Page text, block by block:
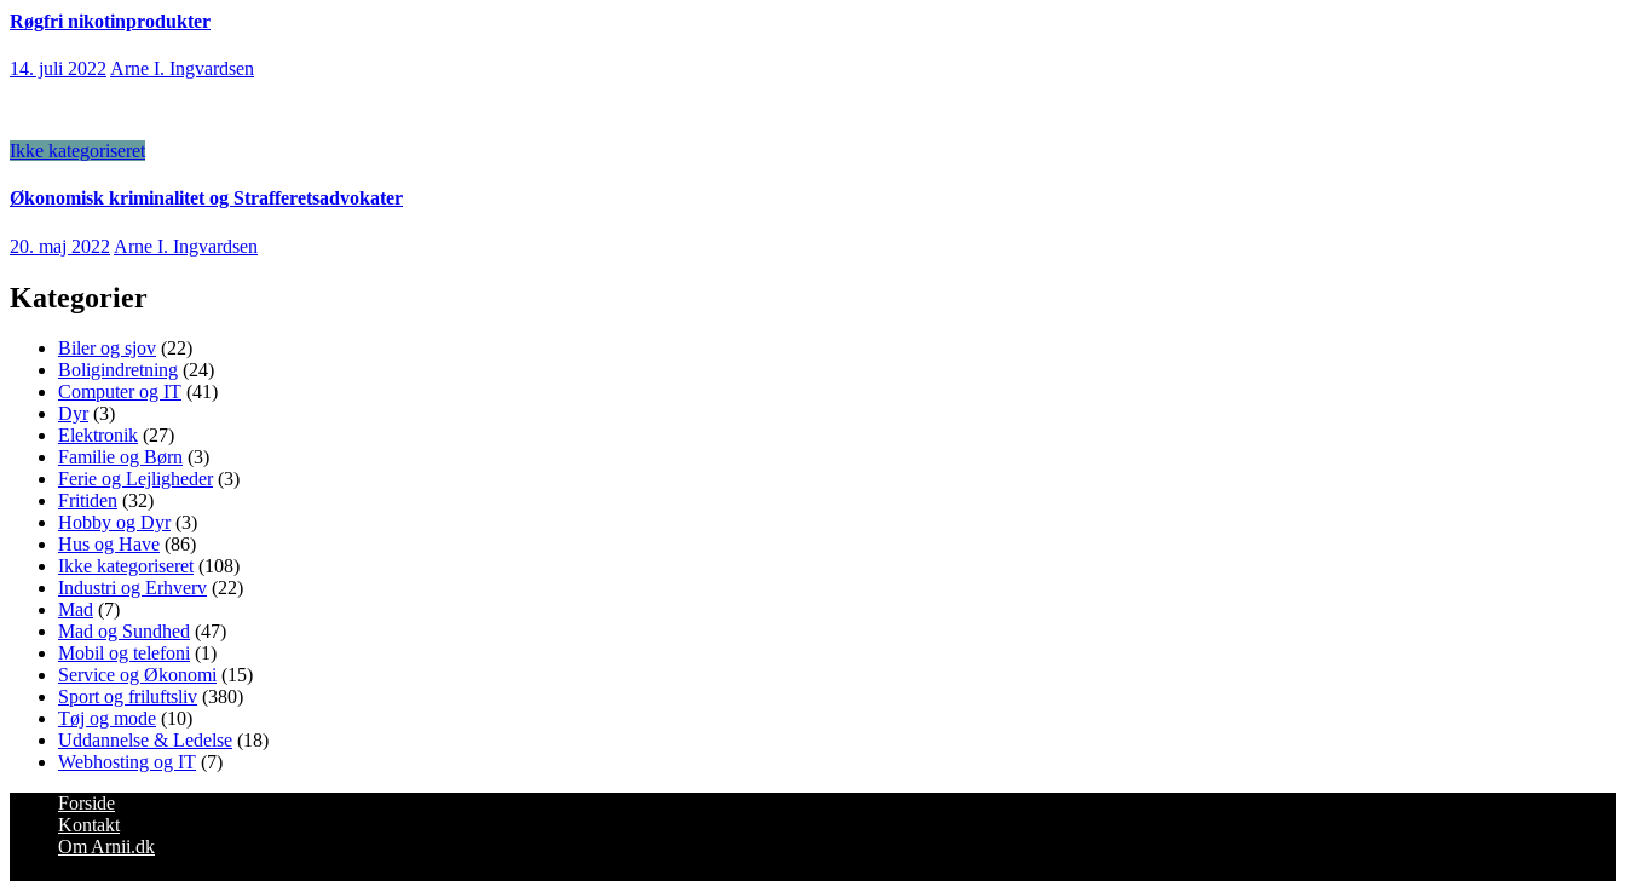
Røgfri nikotinprodukter
14. juli 2022 Arne I. Ingvardsen
Ikke kategoriseret
Økonomisk kriminalitet og Strafferetsadvokater
20. maj 2022 Arne I. Ingvardsen
Kategorier
Biler og sjov (22)
Boligindretning (24)
Computer og IT (41)
Dyr(3)
Elektronik (27)
Familie og Børn (3)
Ferie og Lejligheder(3)
Fritiden (32)
Hobby og Dyr(3)
Hus og Have (86)
Ikke kategoriseret(108)
Industri og Erhverv (22)
Mad (7)
Mad og Sundhed (47)
Mobil og telefoni (1)
Service og Økonomi (15)
Sport og friluftsliv (380)
Tøj og mode (10)
Uddannelse & Ledelse (18)
Webhosting og IT (7)
Forside
Kontakt
Om Arnii.dk